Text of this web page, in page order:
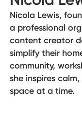
Nicola Lewis,
a professional
content creator
simplify their
community,
she inspires
space at a time.